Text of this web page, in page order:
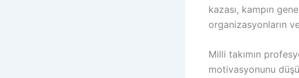
kazası, kampın
organizasyonların
Milli takımın
motivasyonunu